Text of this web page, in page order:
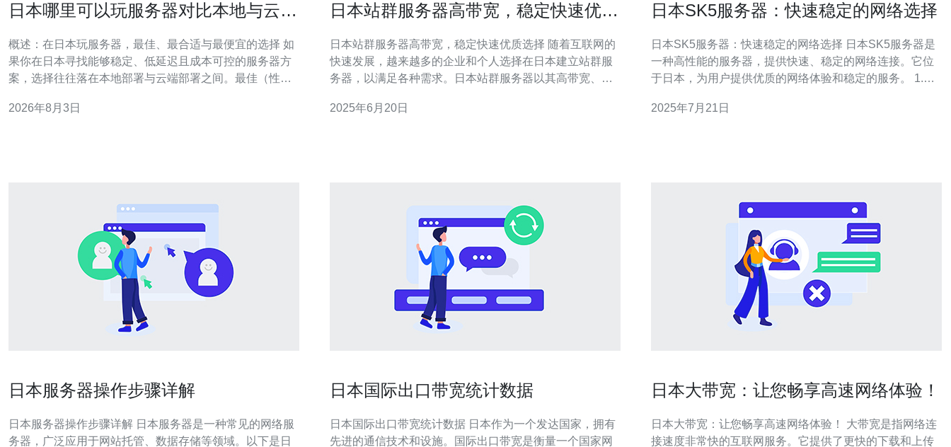
日本哪里可以玩服务器对比本地与云端
概述：在日本玩服务器，最佳、最合适与最便宜的选择 如
果你在日本寻找能够稳定、低延迟且成本可控的服务器方
案，选择往往落在本地部署与云端部署之间。最佳（性能
连；最合适（对多数中小团队）经常是使用位于东京的数
2026年8月3日
日本站群服务器高带宽，稳定快速优质
日本站群服务器高带宽，稳定快速优质选择 随着互联网的
快速发展，越来越多的企业和个人选择在日本建立站群服
务器，以满足各种需求。日本站群服务器以其高带宽、稳
介绍日本站群服务器的优势和选择建议。 日本站群服务器
2025年6月20日
日本SK5服务器：快速稳定的网络选择
日本SK5服务器：快速稳定的网络选择 日本SK5服务器是
一种高性能的服务器，提供快速、稳定的网络连接。它位
于日本，为用户提供优质的网络体验和稳定的服务。 1.快
络速度，让用户享受流畅的网络体验。 2.稳定性：SK5服
2025年7月21日
日本服务器操作步骤详解
日本服务器操作步骤详解 日本服务器是一种常见的网络服
务器，广泛应用于网站托管、数据存储等领域。以下是日
日本国际出口带宽统计数据
日本国际出口带宽统计数据 日本作为一个发达国家，拥有
先进的通信技术和设施。国际出口带宽是衡量一个国家网
日本大带宽：让您畅享高速网络体验！
日本大带宽：让您畅享高速网络体验！ 大带宽是指网络连
接速度非常快的互联网服务。它提供了更快的下载和上传